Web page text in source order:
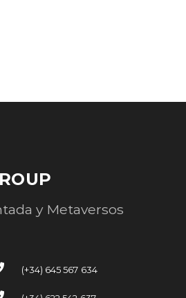
y Metaversos
(+34) 645 567 634